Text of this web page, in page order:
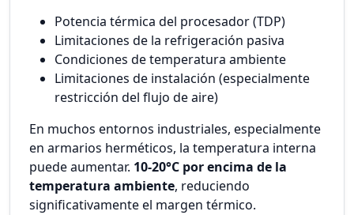
Potencia térmica del procesador (TDP)
Limitaciones de la refrigeración pasiva
Condiciones de temperatura ambiente
Limitaciones de instalación (especialmente
restricción del flujo de aire)
En muchos entornos industriales, especialmente
en armarios herméticos, la temperatura interna
puede aumentar. 10-20°C por encima de la
temperatura ambiente, reduciendo
significativamente el margen térmico.